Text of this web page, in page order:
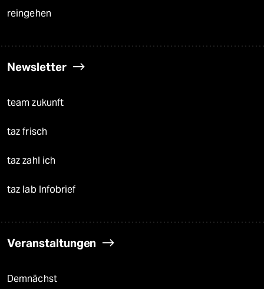
reingehen
Newsletter
team zukunft
taz frisch
taz zahl ich
taz lab Infobrief
Veranstaltungen
Demnächst